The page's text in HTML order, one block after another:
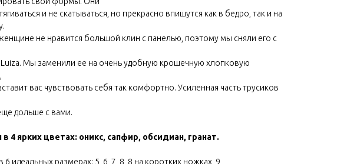
и не скатываться, но прекрасно впишутся как в бедро, так и на
не нравится большой клин с панелью, поэтому мы сняли его с
Luiza. Мы заменили ее на очень удобную крошечную хлопковую
вас чувствовать себя так комфортно. Усиленная часть трусиков
дольше с вами.
4 ярких цветах: оникс, сапфир, обсидиан, гранат.
6 идеальных размерах: 5, 6, 7, 8, 8 на коротких ножках, 9